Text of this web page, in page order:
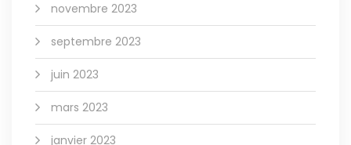
novembre 2023
septembre 2023
juin 2023
mars 2023
janvier 2023